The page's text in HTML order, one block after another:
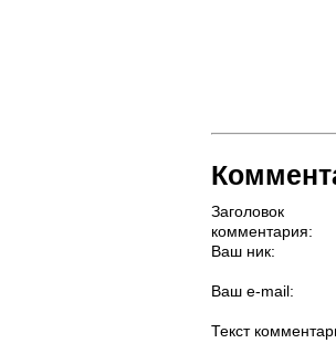
Заголовок
комментария:
Ваш ник:
Ваш e-mail:
Текст